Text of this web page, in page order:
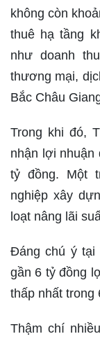
không còn
thuê hạ tầng
như doanh
thương mại,
Bắc Châu
Trong khi đó,
nhận lợi nhuận
tỷ đồng. Một
nghiệp xây
loạt nâng lãi
Đáng chú ý tại
gần 6 tỷ đồng
thấp nhất trong
Thậm chí